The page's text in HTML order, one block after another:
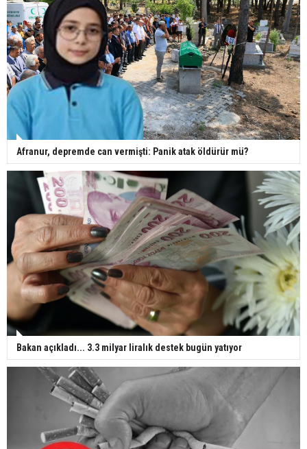
Afranur, depremde can vermişti: Panik atak öldürür mü?
Bakan açıkladı... 3.3 milyar liralık destek bugün yatıyor